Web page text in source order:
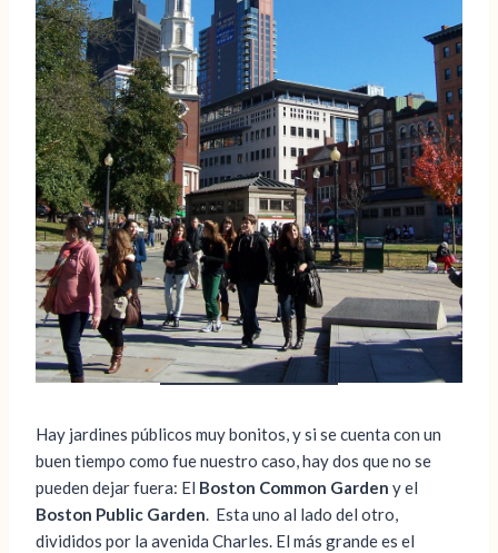
Hay jardines públicos muy bonitos, y si se cuenta con un
buen tiempo como fue nuestro caso, hay dos que no se
pueden dejar fuera: El Boston Common Garden y el
Boston Public Garden. Esta uno al lado del otro,
divididos por la avenida Charles. El más grande es el